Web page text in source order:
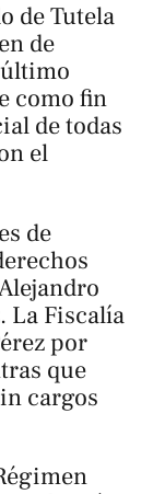
de Tutela
de
como fin
de todas
el
de
La Fiscalía
por
que
cargos